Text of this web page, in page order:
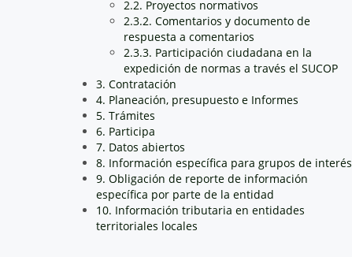
2.2. Proyectos normativos
2.3.2. Comentarios y documento de
respuesta a comentarios
2.3.3. Participación ciudadana en la
expedición de normas a través el SUCOP
3. Contratación
4. Planeación, presupuesto e Informes
5. Trámites
6. Participa
7. Datos abiertos
8. Información específica para grupos de interés
9. Obligación de reporte de información
específica por parte de la entidad
10. Información tributaria en entidades
territoriales locales